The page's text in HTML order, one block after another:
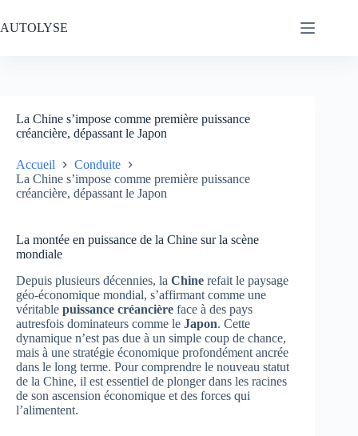
au
contenu
AUTOLYSE
La Chine s’impose comme première puissance
créancière, dépassant le Japon
Accueil
Conduite
La Chine s’impose comme première puissance
créancière, dépassant le Japon
La montée en puissance de la Chine sur la scène
mondiale
Depuis plusieurs décennies, la Chine refait le paysage
géo-économique mondial, s’affirmant comme une
véritable puissance créancière face à des pays
autresfois dominateurs comme le Japon. Cette
dynamique n’est pas due à un simple coup de chance,
mais à une stratégie économique profondément ancrée
dans le long terme. Pour comprendre le nouveau statut
de la Chine, il est essentiel de plonger dans les racines
de son ascension économique et des forces qui
l’alimentent.